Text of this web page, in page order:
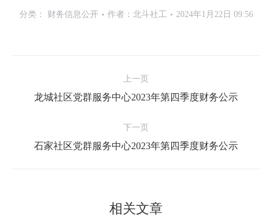
分类： 财务信息公开 作者： 北斗社工 2024年1月22日 09:56
上一页
上
文
章：
龙城社区党群服务中心2023年第四季度财务公示
下一页
下
章：
石家社区党群服务中心2023年第四季度财务公示
相关文章